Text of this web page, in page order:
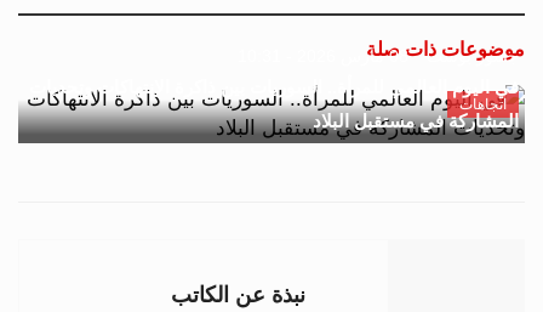
موضوعات ذات صلة
اتجاهات
جسور بوست 08 مارس 2026 - 10:31
في اليوم العالمي للمرأة.. السوريات بين ذاكرة الانتهاكات وتحديات
المشاركة في مستقبل البلاد
نبذة عن الكاتب